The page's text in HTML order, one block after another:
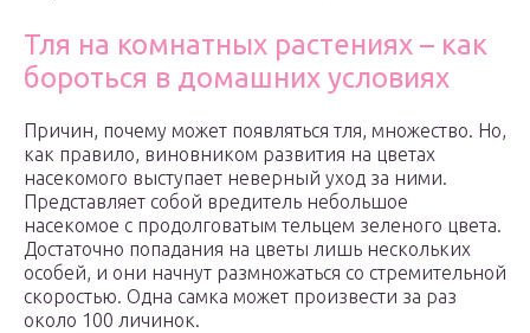
Тля на комнатных растениях – как
бороться в домашних условиях
Причин, почему может появляться тля, множество. Но,
как правило, виновником развития на цветах
насекомого выступает неверный уход за ними.
Представляет собой вредитель небольшое
насекомое с продолговатым тельцем зеленого цвета.
Достаточно попадания на цветы лишь нескольких
особей, и они начнут размножаться со стремительной
скоростью. Одна самка может произвести за раз
около 100 личинок.